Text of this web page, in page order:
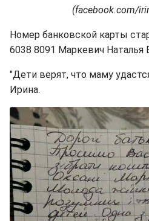
(facebook.com/
Номер банковской карты
6038 8091 Маркевич Наталья
"Дети верят, что маму
Ирина.